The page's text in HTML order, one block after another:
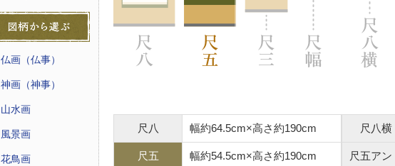
仏画（仏事）
神画（神事）
山水画
風景画
花鳥画
尺八 幅約64.5cm×高さ約190cm
尺五 幅約54.5cm×高さ約190cm
尺八横
尺五アン